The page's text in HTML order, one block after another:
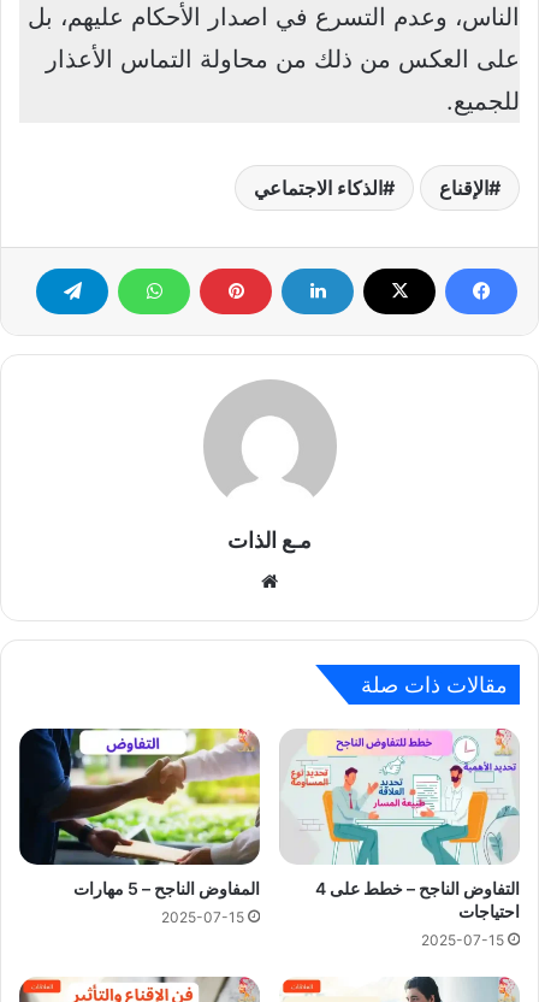
الناس، وعدم التسرع في اصدار الأحكام عليهم، بل
على العكس من ذلك من محاولة التماس الأعذار
للجميع.
الإقناع الذكاء الاجتماعي
مـع الذات
مقالات ذات صلة
التفاوض الناجح – خطط على 4
احتياجات
2025-07-15
المفاوض الناجح – 5 مهارات
2025-07-15